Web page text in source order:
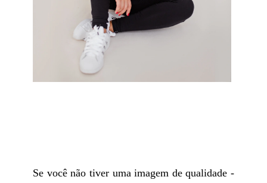
Se você não tiver uma imagem de qualidade -